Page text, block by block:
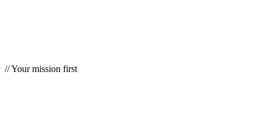
// Your mission first